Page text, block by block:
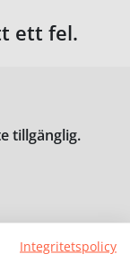
ett fel.
tillgänglig.
Integritetspolicy